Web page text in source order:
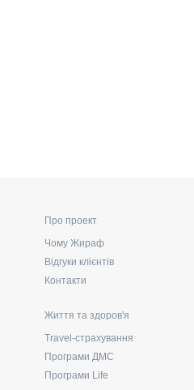
Про проект
Чому Жираф
Відгуки клієнтів
Контакти
Життя та здоров'я
Travel-страхування
Програми ДМС
Програми Life